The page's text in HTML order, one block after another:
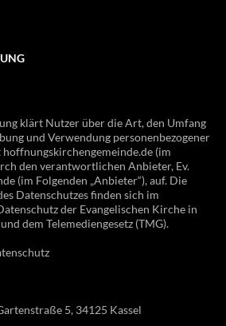
klärt Nutzer über die Art, den Umfang
und Verwendung personenbezogener
(im
den verantwortlichen Anbieter, Ev.
(im Folgenden „Anbieter“), auf. Die
Datenschutzes finden sich im
der Evangelischen Kirche in
dem Telemediengesetz (TMG).
5, 34125 Kassel